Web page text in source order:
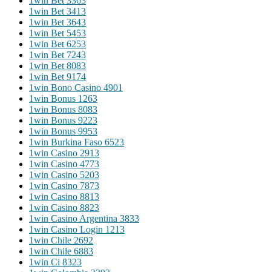
1win Bet 3413
1win Bet 3643
1win Bet 5453
1win Bet 6253
1win Bet 7243
1win Bet 8083
1win Bet 9174
1win Bono Casino 4901
1win Bonus 1263
1win Bonus 8083
1win Bonus 9223
1win Bonus 9953
1win Burkina Faso 6523
1win Casino 2913
1win Casino 4773
1win Casino 5203
1win Casino 7873
1win Casino 8813
1win Casino 8823
1win Casino Argentina 3833
1win Casino Login 1213
1win Chile 2692
1win Chile 6883
1win Ci 8323